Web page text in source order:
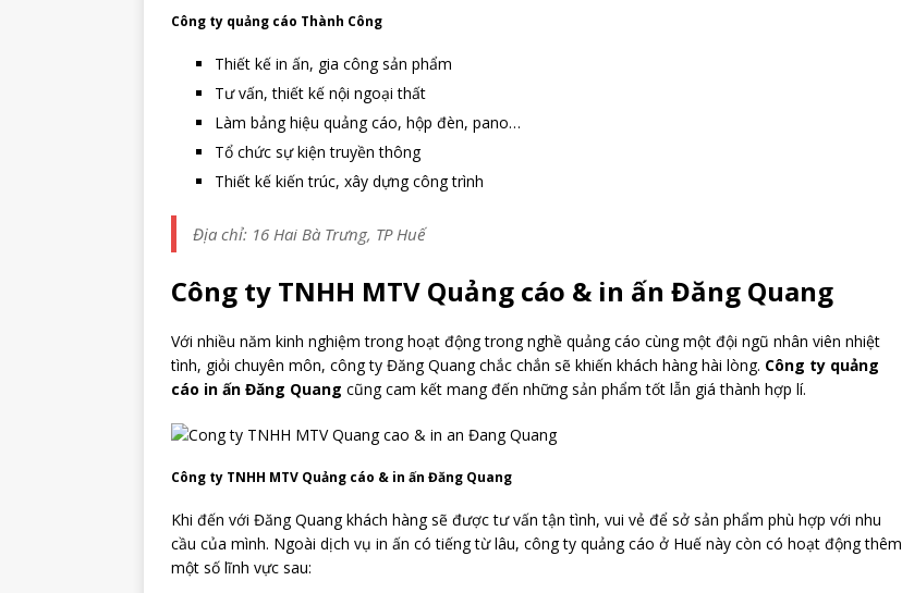
Công ty quảng cáo Thành Công
Thiết kế in ấn, gia công sản phẩm
Tư vấn, thiết kế nội ngoại thất
Làm bảng hiệu quảng cáo, hộp đèn, pano…
Tổ chức sự kiện truyền thông
Thiết kế kiến trúc, xây dựng công trình
Địa chỉ: 16 Hai Bà Trưng, TP Huế
Công ty TNHH MTV Quảng cáo & in ấn Đăng Quang
Với nhiều năm kinh nghiệm trong hoạt động trong nghề quảng cáo cùng một đội ngũ nhân viên nhiệt
tình, giỏi chuyên môn, công ty Đăng Quang chắc chắn sẽ khiến khách hàng hài lòng. Công ty quảng
cáo in ấn Đăng Quang cũng cam kết mang đến những sản phẩm tốt lẫn giá thành hợp lí.
Công ty TNHH MTV Quảng cáo & in ấn Đăng Quang
Khi đến với Đăng Quang khách hàng sẽ được tư vấn tận tình, vui vẻ để sở sản phẩm phù hợp với nhu
cầu của mình. Ngoài dịch vụ in ấn có tiếng từ lâu, công ty quảng cáo ở Huế này còn có hoạt động thêm
một số lĩnh vực sau: